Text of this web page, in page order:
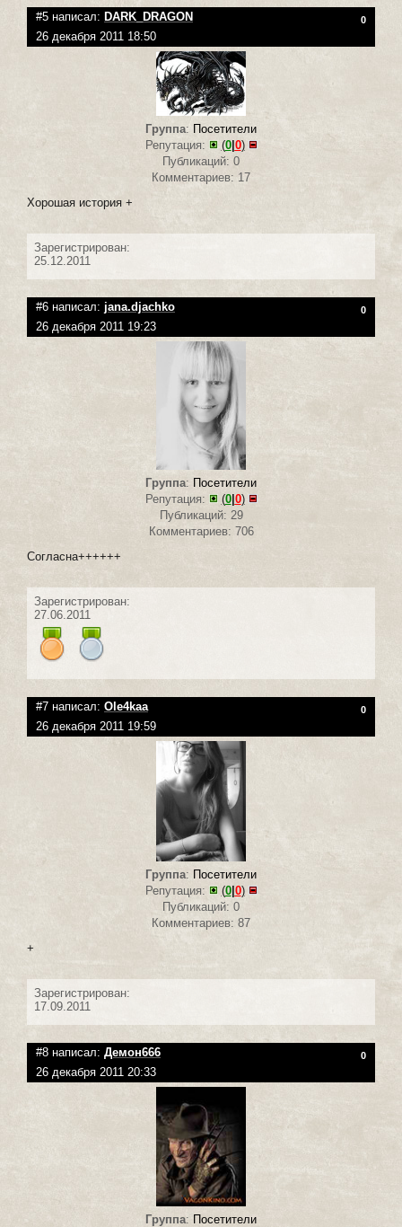
#5 написал: DARK_DRAGON 0
26 декабря 2011 18:50
Группа: Посетители
Репутация:
(0|0)
Публикаций: 0
Комментариев: 17
Хорошая история +
Зарегистрирован:
25.12.2011
#6 написал: jana.djachko 0
26 декабря 2011 19:23
Группа: Посетители
Репутация:
(0| 0)
Публикаций: 29
Комментариев: 706
Согласна++++++
Зарегистрирован:
27.06.2011
#7 написал: Ole4kaa 0
26 декабря 2011 19:59
Группа: Посетители
Репутация:
(0| 0)
Публикаций: 0
Комментариев: 87
+
Зарегистрирован:
17.09.2011
#8 написал: Демон666 0
26 декабря 2011 20:33
Группа: Посетители